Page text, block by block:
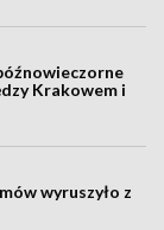
Krakowem i
wyruszyło z